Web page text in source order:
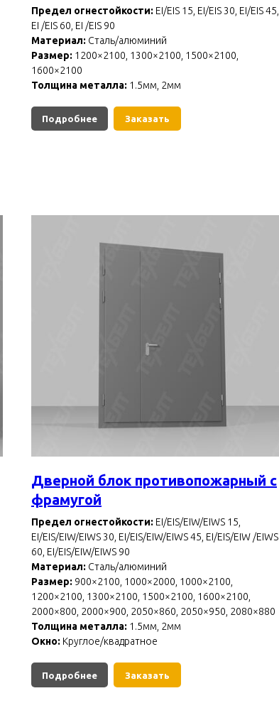
Предел огнестойкости: EI/EIS 15, EI/EIS 30, EI/EIS 45,
EI /EIS 60, EI /EIS 90
Материал: Сталь/алюминий
Размер: 1200×2100, 1300×2100, 1500×2100,
1600×2100
Толщина металла: 1.5мм, 2мм
Подробнее Заказать
Дверной блок противопожарный с
фрамугой
Предел огнестойкости: EI/EIS/EIW/EIWS 15,
EI/EIS/EIW/EIWS 30, EI/EIS/EIW/EIWS 45, EI/EIS/EIW /EIWS
60, EI/EIS/EIW/EIWS 90
Материал: Сталь/алюминий
Размер: 900×2100, 1000×2000, 1000×2100,
1200×2100, 1300×2100, 1500×2100, 1600×2100,
2000×800, 2000×900, 2050×860, 2050×950, 2080×880
Толщина металла: 1.5мм, 2мм
Окно: Круглое/квадратное
Подробнее Заказать